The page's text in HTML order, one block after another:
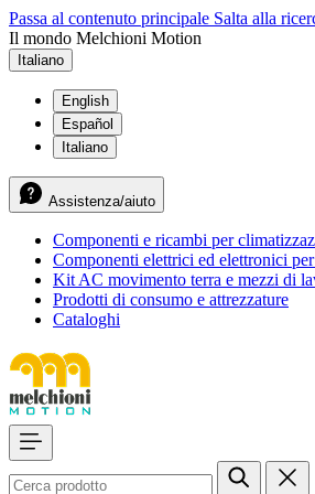
Passa al contenuto principale Salta alla
Il mondo Melchioni Motion
Italiano
English
Español
Italiano
Assistenza/aiuto
Componenti e ricambi per
Componenti elettrici ed elettronici
Kit AC movimento terra e mezzi di
Prodotti di consumo e attrezzature
Cataloghi